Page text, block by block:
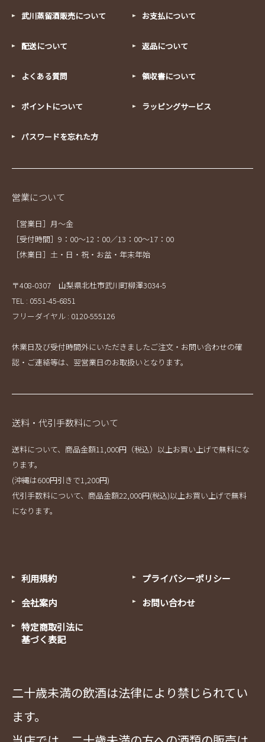
武川蒸留酒販売について お支払について
配送について 返品について
よくある質問 領収書について
ポイントについて ラッピングサービス
パスワードを忘れた方
営業について
［営業日］月～金
［受付時間］9：00～12：00／13：00～17：00
［休業日］土・日・祝・お盆・年末年始
〒408-0307 山梨県北杜市武川町柳澤3034-5
TEL : 0551-45-6851
フリーダイヤル : 0120-555126
休業日及び受付時間外にいただきましたご注文・お問い合わせの確
認・ご連絡等は、翌営業日のお取扱いとなります。
送料・代引手数料について
送料について、商品金額11,000円（税込）以上お買い上げで無料にな
ります。
(沖縄は600円引きで1,200円)
代引手数料について、商品金額22,000円(税込)以上お買い上げで無料
になります。
利用規約
プライバシーポリシー
会社案内
お問い合わせ
特定商取引法に
基づく表記
二十歳未満の飲酒は法律により禁じられてい
ます。